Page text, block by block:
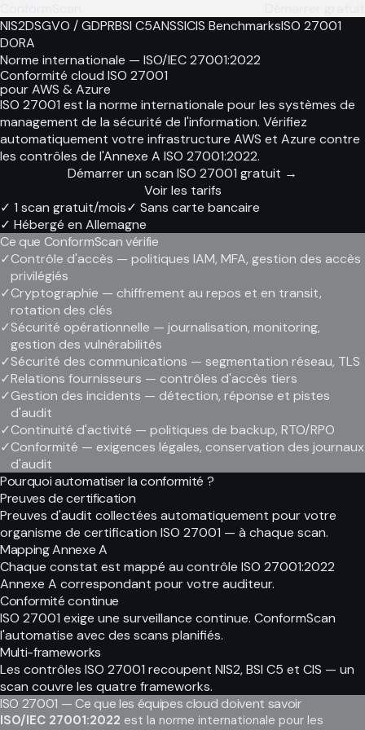
NIS2DSGVO / GDPRBSI C5ANSSICIS BenchmarksISO 27001
DORA
Norme internationale — ISO/IEC 27001:2022
Conformité cloud ISO 27001
pour AWS & Azure
ISO 27001 est la norme internationale pour les systèmes de
management de la sécurité de l'information. Vérifiez
automatiquement votre infrastructure AWS et Azure contre
les contrôles de l'Annexe A ISO 27001:2022.
Démarrer un scan ISO 27001 gratuit →
Voir les tarifs
✓ 1 scan gratuit/mois✓ Sans carte bancaire
✓ Hébergé en Allemagne
Ce que ConformScan vérifie
✓Contrôle d'accès — politiques IAM, MFA, gestion des accès
privilégiés
✓Cryptographie — chiffrement au repos et en transit,
rotation des clés
✓Sécurité opérationnelle — journalisation, monitoring,
gestion des vulnérabilités
✓Sécurité des communications — segmentation réseau, TLS
✓Relations fournisseurs — contrôles d'accès tiers
✓Gestion des incidents — détection, réponse et pistes
d'audit
✓Continuité d'activité — politiques de backup, RTO/RPO
✓Conformité — exigences légales, conservation des journaux
d'audit
Pourquoi automatiser la conformité ?
Preuves de certification
Preuves d'audit collectées automatiquement pour votre
organisme de certification ISO 27001 — à chaque scan.
Mapping Annexe A
Chaque constat est mappé au contrôle ISO 27001:2022
Annexe A correspondant pour votre auditeur.
Conformité continue
ISO 27001 exige une surveillance continue. ConformScan
l'automatise avec des scans planifiés.
Multi-frameworks
Les contrôles ISO 27001 recoupent NIS2, BSI C5 et CIS — un
scan couvre les quatre frameworks.
ISO 27001 — Ce que les équipes cloud doivent savoir
ISO/IEC 27001:2022 est la norme internationale pour les